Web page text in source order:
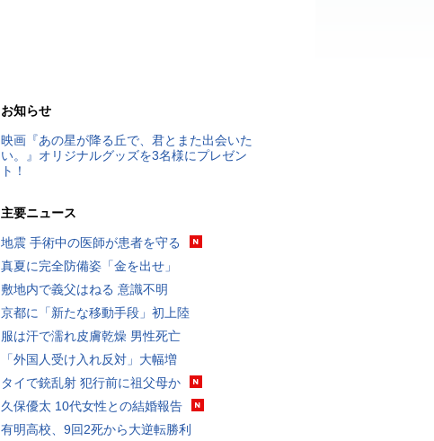
お知らせ
映画『あの星が降る丘で、君とまた出会いた
い。』オリジナルグッズを3名様にプレゼン
ト！
主要ニュース
地震 手術中の医師が患者を守る
真夏に完全防備姿「金を出せ」
敷地内で義父はねる 意識不明
京都に「新たな移動手段」初上陸
服は汗で濡れ皮膚乾燥 男性死亡
「外国人受け入れ反対」大幅増
タイで銃乱射 犯行前に祖父母か
久保優太 10代女性との結婚報告
有明高校、9回2死から大逆転勝利